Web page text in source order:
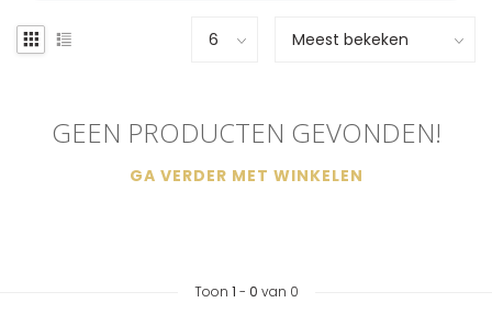
GEEN PRODUCTEN GEVONDEN!
GA VERDER MET WINKELEN
Toon 1 - 0 van 0